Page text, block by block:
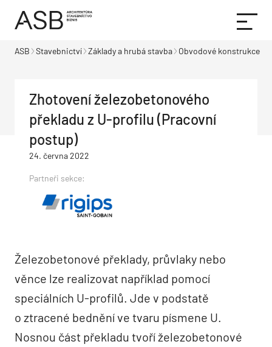
ASB Stavebnictví Základy a hrubá stavba Obvodové konstrukce
Zhotovení železobetonového
překladu z U-profilu (Pracovní
postup)
24. června 2022
Partneři sekce:
Železobetonové překlady, průvlaky nebo
věnce lze realizovat například pomocí
speciálních U-profilů. Jde v podstatě
o ztracené bednění ve tvaru písmene U.
Nosnou část překladu tvoří železobetonové